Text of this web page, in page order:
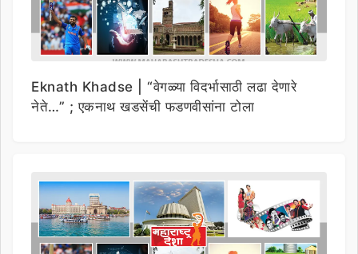
Eknath Khadse | “वेगळ्या विदर्भासाठी लढा देणारे
नेते…” ; एकनाथ खडसेंची फडणवीसांना टोला